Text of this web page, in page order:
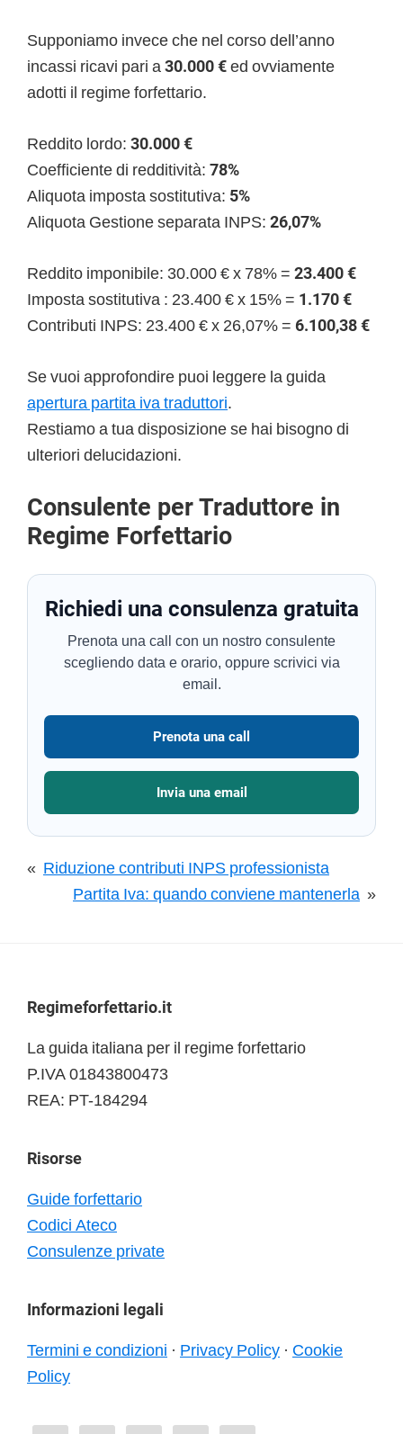
Supponiamo invece che nel corso dell’anno
incassi ricavi pari a 30.000 €ed ovviamente
adotti il regime forfettario.
Reddito lordo: 30.000 €
Coefficiente di redditività: 78%
Aliquota imposta sostitutiva: 5%
Aliquota Gestione separata INPS: 26,07%
Reddito imponibile: 30.000 € x 78% = 23.400 €
Imposta sostitutiva : 23.400 € x 15% = 1.170 €
Contributi INPS: 23.400 € x 26,07% = 6.100,38 €
Se vuoi approfondire puoi leggere la guida
apertura partita iva traduttori.
Restiamo a tua disposizione se hai bisogno di
ulteriori delucidazioni.
Consulente per Traduttore in
Regime Forfettario
Richiedi una consulenza gratuita
Prenota una call con un nostro consulente
scegliendo data e orario, oppure scrivici via
email.
Prenota una call
Invia una email
« Riduzione contributi INPS professionista
Partita Iva: quando conviene mantenerla »
Footer
Regimeforfettario.it
La guida italiana per il regime forfettario
P.IVA 01843800473
REA: PT-184294
Risorse
Guide forfettario
Codici Ateco
Consulenze private
Informazioni legali
Termini e condizioni · Privacy Policy · Cookie
Policy